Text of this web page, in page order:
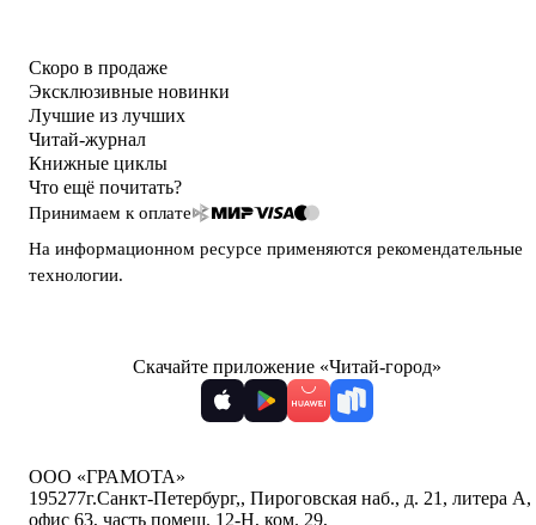
Скоро в продаже
Эксклюзивные новинки
Лучшие из лучших
Читай-журнал
Книжные циклы
Что ещё почитать?
Принимаем к оплате
На информационном ресурсе применяются рекомендательные
технологии.
Скачайте приложение «Читай-город»
ООО «ГРАМОТА»
195277г.Санкт-Петербург,, Пироговская наб., д. 21, литера А,
офис 63, часть помещ. 12-Н, ком. 29,